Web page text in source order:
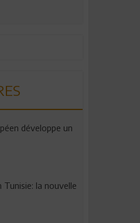
développe un
Tunisie: la nouvelle